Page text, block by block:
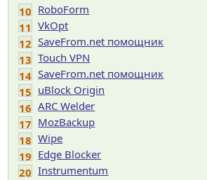
10 RoboForm
11 VkOpt
12 SaveFrom.net помощник
13 Touch VPN
14 SaveFrom.net помощник
15 uBlock Origin
16 ARC Welder
17 MozBackup
18 Wipe
19 Edge Blocker
20 Instrumentum